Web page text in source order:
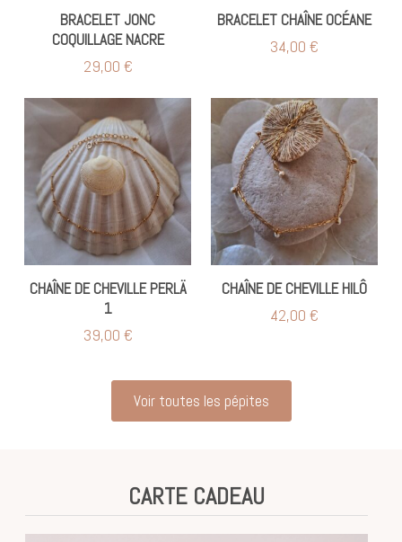
BRACELET JONC
COQUILLAGE NACRE
29,00 €
BRACELET CHAÎNE OCÉANE
34,00 €
CHAÎNE DE CHEVILLE PERLÄ
1
39,00 €
CHAÎNE DE CHEVILLE HILÔ
42,00 €
Voir toutes les pépites
CARTE CADEAU